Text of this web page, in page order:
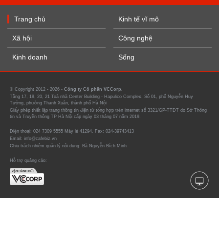
Trang chủ
Xã hội
Kinh doanh
Kinh tế vĩ mô
Công nghệ
Sống
© Copyright 2012 - 2026 - Công ty Cổ phần VCCorp.
Tầng 17, 19, 20, 21 Toà nhà Center Building - Hapulico Complex, Số 01, phố Nguyễn Huy
Tưởng, phường Thanh Xuân, thành phố Hà Nội
Giấy phép thiết lập trang thông tin điện tử tổng hợp trên internet số 3321/GP-TTĐT do Sở Thông
tin và Truyền thông TP Hà Nội cấp ngày 03 tháng 07 năm 2019.
Điện thoại: 024 7309 5555 Máy lẻ 41294. Fax: 024-39743413
Email: info@cafebiz.vn
Chịu trách nhiệm quản lý nội dung: Bà Nguyễn Bích Minh
Hỗ trợ quảng cáo: